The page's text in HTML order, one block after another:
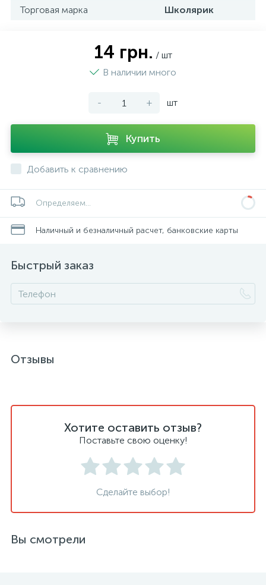
Торговая марка
Школярик
14 грн. / шт
В наличии много
- + шт
Купить
Добавить к сравнению
Определяем...
Наличный и безналичный расчет, банковские карты
Быстрый заказ
Отзывы
Хотите оставить отзыв?
Поставьте свою оценку!
Сделайте выбор!
Вы смотрели